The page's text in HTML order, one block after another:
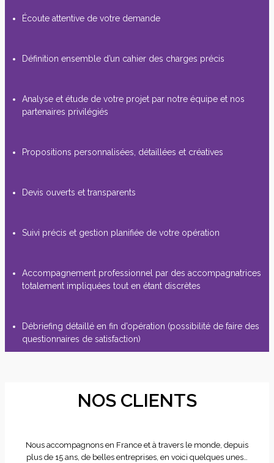
Écoute attentive de votre demande
Définition ensemble d’un cahier des charges précis
Analyse et étude de votre projet par notre équipe et nos
partenaires privilégiés
Propositions personnalisées, détaillées et créatives
Devis ouverts et transparents
Suivi précis et gestion planifiée de votre opération
Accompagnement professionnel par des accompagnatrices
totalement impliquées tout en étant discrètes
Débriefing détaillé en fin d’opération (possibilité de faire des
questionnaires de satisfaction)
NOS CLIENTS
Nous accompagnons en France et à travers le monde, depuis
plus de 15 ans, de belles entreprises, en voici quelques unes…